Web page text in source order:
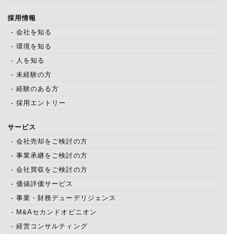
採用情報
- 会社を知る
- 環境を知る
- 人を知る
- 未経験の方
- 経験のある方
- 採用エントリー
サービス
- 会社売却をご検討の方
- 事業承継をご検討の方
- 会社買収をご検討の方
- 価値評価サービス
- 事業・財務デューデリジェンス
- M&Aセカンドオピニオン
- 経営コンサルティング